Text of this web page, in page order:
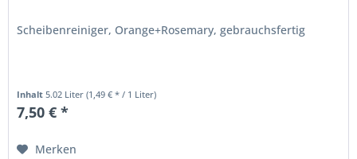
Scheibenreiniger, Orange+Rosemary, gebrauchsfertig
Inhalt 5.02 Liter(1,49 € * / 1 Liter)
7,50 € *
Merken